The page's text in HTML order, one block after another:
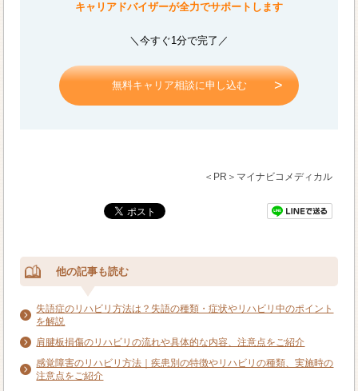
キャリアドバイザーが全力でサポートします
＼今すぐ1分で完了／
無料キャリア相談に申し込む
＜PR＞マイナビコメディカル
他の記事も読む
失語症のリハビリ方法は？失語の種類・症状やリハビリ中のポイント
を解説
肩腱板損傷のリハビリの流れや具体的な内容、注意点をご紹介
感覚障害のリハビリ方法｜疾患別の特徴やリハビリの種類、実施時の
注意点をご紹介